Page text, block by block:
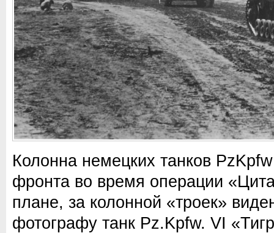
Колонна немецких танков
фронта во время операции
плане, за колонной «троек»
фотографу танк Pz.Kpfw. VI